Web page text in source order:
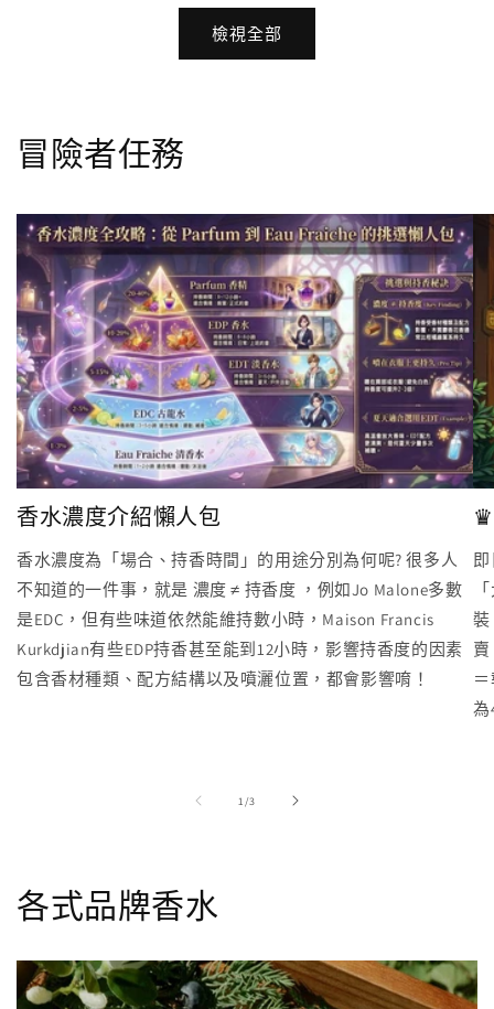
檢視全部
冒險者任務
香水濃度介紹懶人包
香水濃度為「場合、持香時間」的用途分別為何呢? 很多人
不知道的一件事，就是 濃度 ≠ 持香度 ，例如Jo Malone多數
是EDC，但有些味道依然能維持數小時，Maison Francis
Kurkdjian有些EDP持香甚至能到12小時，影響持香度的因素
包含香材種類、配方結構以及噴灑位置，都會影響唷！
裝
為
1//3
各式品牌香水